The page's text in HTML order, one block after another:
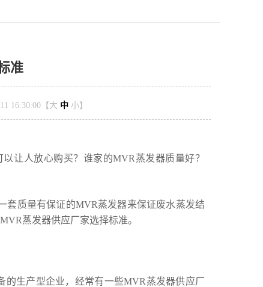
准
16:30:00【 大 中 小】
人放心购买？谁家的MVR蒸发器质量好？
质量有保证的MVR蒸发器来保证废水蒸发结
蒸发器供应厂家选择标准。
生产型企业，经常有一些MVR蒸发器供应厂